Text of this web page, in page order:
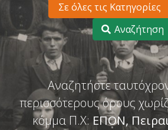
Αναζήτηση
Αναζητήστε
περισσότερους όρους
κόμμα Π.Χ: ΕΠΟΝ,